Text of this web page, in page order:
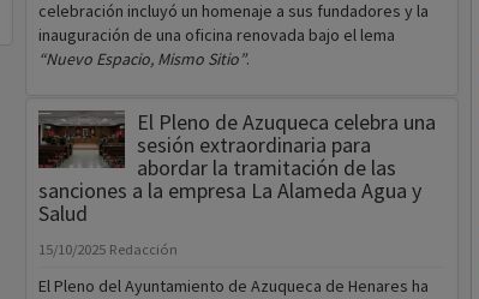
celebración incluyó un homenaje a sus fundadores y la
inauguración de una oficina renovada bajo el lema
“Nuevo Espacio, Mismo Sitio”.
El Pleno de Azuqueca celebra una
sesión extraordinaria para
abordar la tramitación de las
sanciones a la empresa La Alameda Agua y
Salud
15/10/2025 Redacción
El Pleno del Ayuntamiento de Azuqueca de Henares ha